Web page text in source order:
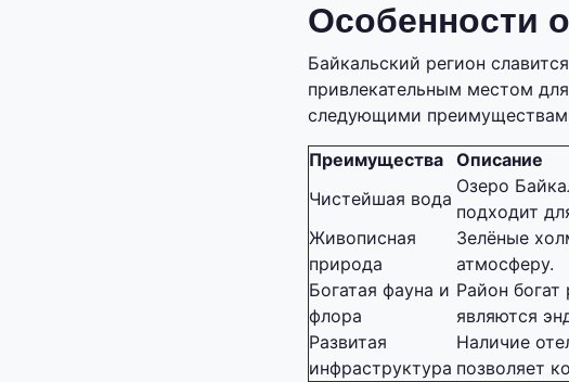
Особенности
Байкальский регион
привлекательным местом
следующими
Преимущества Описание
Чистейшая вода
Озеро
подходит
Живописная
природа
Зелёные
атмосферу.
Богатая фауна и
флора
Район
являются
Развитая
инфраструктура
Наличие
позволяет